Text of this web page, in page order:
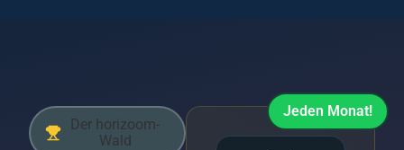
Der horizoom-
Wald
Jeden Monat!